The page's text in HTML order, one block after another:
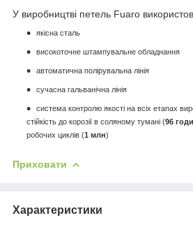
У виробництві петель Fuaro
якісна сталь
високоточне штампувальне обладнання
автоматична полірувальна лінія
сучасна гальванічна лінія
система контролю якості на всіх етапах
стійкість до корозії в соляному тумані (96
робочих циклів (1 млн)
Приховати
Характеристики